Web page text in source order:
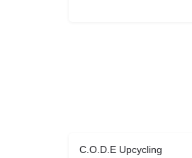
C.O.D.E Upcycling